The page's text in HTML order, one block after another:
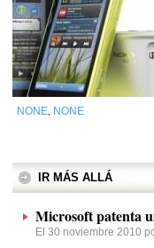
NONE NONE
IR MÁS ALLÁ
Microsoft patenta
El 30 noviembre 2010